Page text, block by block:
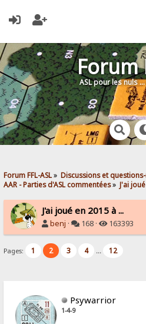
ASL pour les nuls
Forum FFL-ASL» Discussions et
AAR - Parties d'ASL commentées» J'ai
J'ai joué en 2015 à ...
benj · 168 · 163393
Pages: 1 2 3 4 ... 12
Psywarrior
1-4-9